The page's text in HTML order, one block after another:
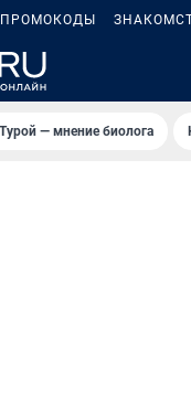
ПРОМОКОДЫ
— мнение биолога